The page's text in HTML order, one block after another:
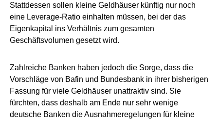
Stattdessen sollen kleine Geldhäuser künftig nur noch
eine Leverage-Ratio einhalten müssen, bei der das
Eigenkapital ins Verhältnis zum gesamten
Geschäftsvolumen gesetzt wird.
Zahlreiche Banken haben jedoch die Sorge, dass die
Vorschläge von Bafin und Bundesbank in ihrer bisherigen
Fassung für viele Geldhäuser unattraktiv sind. Sie
fürchten, dass deshalb am Ende nur sehr wenige
deutsche Banken die Ausnahmeregelungen für kleine